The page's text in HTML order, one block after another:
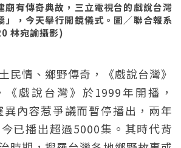
廟有傳奇典故，三立電視台的戲說台灣
」，今天舉行開鏡儀式。圖／聯合報系
林宛諭攝影)
民情、鄉野傳奇，《戲說台灣》
戲說台灣》於1999年開播，
內容惹爭議而暫停播出，兩年
已播出超過5000集。其時代背